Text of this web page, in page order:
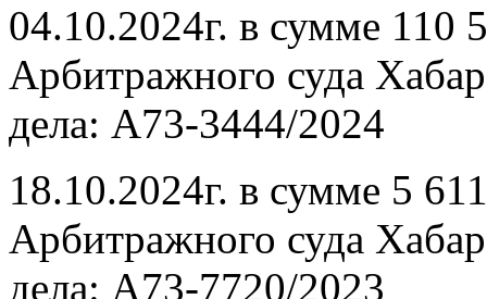
04.10.2024г. в сумме 110
Арбитражного суда
дела: А73-3444/2024
18.10.2024г. в сумме 5
Арбитражного суда
дела: А73-7720/2023